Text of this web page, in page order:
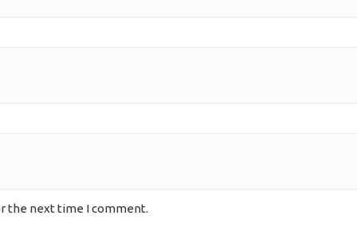
the next time I comment.